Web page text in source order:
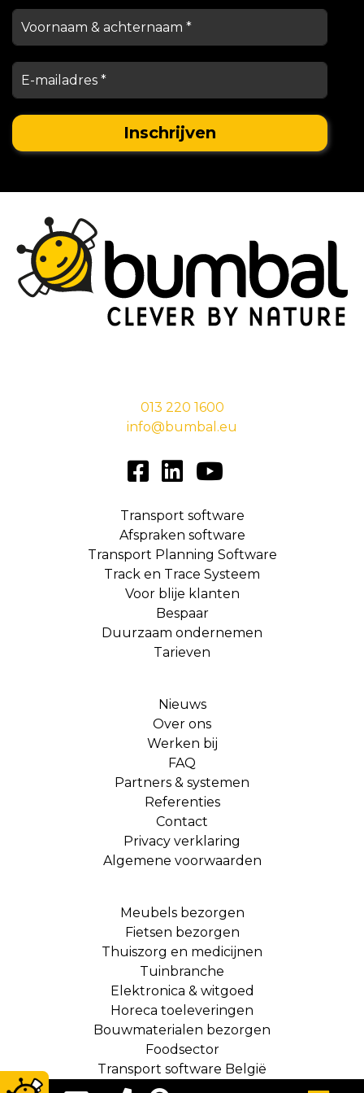
013 220 1600
info@bumbal.eu
Transport software
Afspraken software
Transport Planning Software
Track en Trace Systeem
Voor blije klanten
Bespaar
Duurzaam ondernemen
Tarieven
Nieuws
Over ons
Werken bij
FAQ
Partners & systemen
Referenties
Contact
Privacy verklaring
Algemene voorwaarden
Meubels bezorgen
Fietsen bezorgen
Thuiszorg en medicijnen
Tuinbranche
Elektronica & witgoed
Horeca toeleveringen
Bouwmaterialen bezorgen
Foodsector
Transport software België